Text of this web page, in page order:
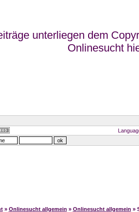
unterliegen dem
Onlinesucht
» Onlinesucht allgemein » Onlinesucht allgemein »